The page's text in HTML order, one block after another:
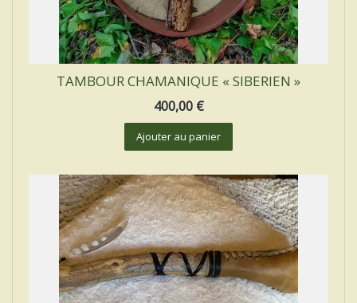
TAMBOUR CHAMANIQUE « SIBERIEN »
400,00 €
Ajouter au panier